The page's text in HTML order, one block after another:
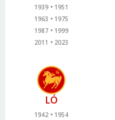
1939
1951
1963
1975
1987
1999
2011
2023
LÓ
1942
1954